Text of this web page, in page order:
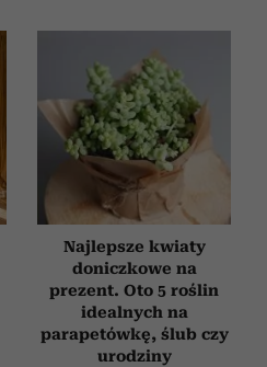
Najlepsze kwiaty
doniczkowe na
prezent. Oto 5 roślin
idealnych na
parapetówkę, ślub czy
urodziny